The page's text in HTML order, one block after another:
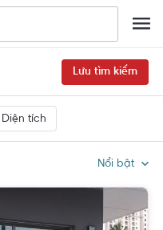
Lưu tìm kiếm
Diện tích
Nổi bật